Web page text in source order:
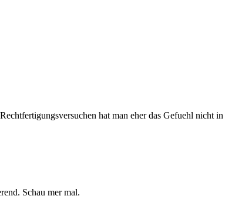
hat man eher das Gefuehl nicht in
Schau mer mal.